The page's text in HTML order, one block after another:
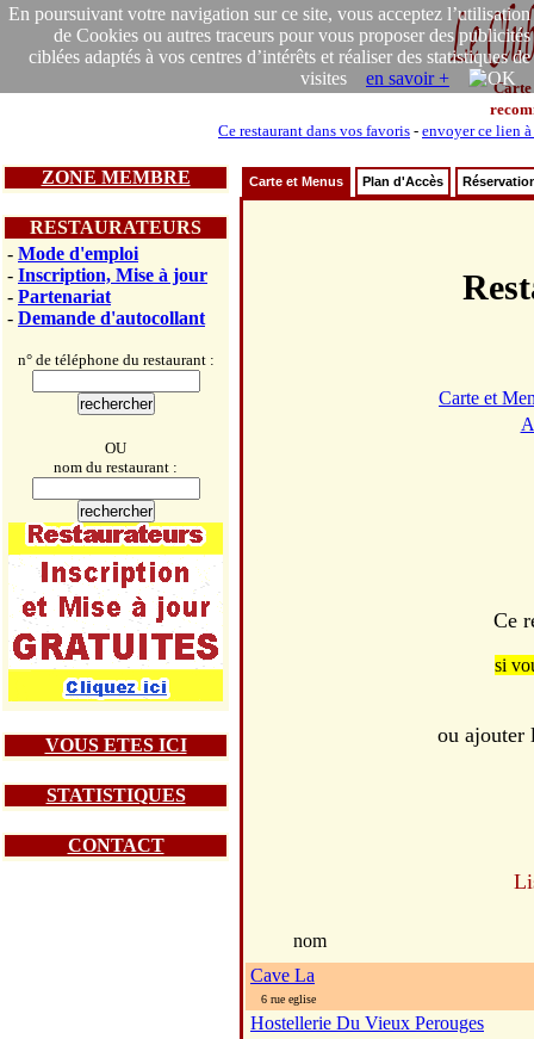
En poursuivant votre navigation sur ce site, vous acceptez l’utilisation
de Cookies ou autres traceurs pour vous proposer des publicités
ciblées adaptés à vos centres d’intérêts et réaliser des statistiques de
visites en savoir +
Carte
Ce restaurant dans vos favoris - envoyer ce lien
ZONE MEMBRE
RESTAURATEURS
- Mode d'emploi
- Inscription, Mise à jour
- Partenariat
- Demande d'autocollant
n° de téléphone du restaurant :
OU
nom du restaurant :
VOUS ETES ICI
STATISTIQUES
CONTACT
Carte et Menus Plan d'Accès
Carte et
Ce
si
ou ajouter
nom
Cave La
6 rue eglise
Hostellerie Du Vieux Perouges